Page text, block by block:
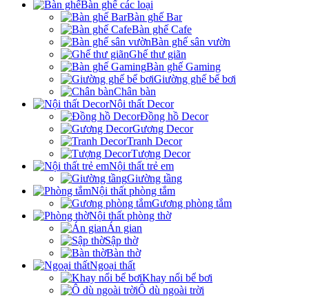
Bàn ghế các loại
Bàn ghế Bar
Bàn ghế Cafe
Bàn ghế sân vườn
Ghế thư giãn
Bàn ghế Gaming
Giường ghế bể bơi
Chân bàn
Nội thất Decor
Đồng hồ Decor
Gương Decor
Tranh Decor
Tượng Decor
Nội thất trẻ em
Giường tầng
Nội thất phòng tắm
Gương phòng tắm
Nội thất phòng thờ
Án gian
Sập thờ
Bàn thờ
Ngoại thất
Khay nổi bể bơi
Ô dù ngoài trời